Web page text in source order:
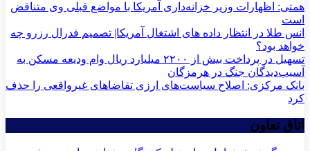
همتی: اظهارات وزیر خزانه‌داری آمریکا با مواضع قبلی وی متناقض
است
انس طلا در انتظار داده های اشتغال آمریکا| تصمیم فدرال رزرو چه
خواهد بود؟
تسهیل در پرداخت بیش از ۲۲۰۰ میلیارد ریال وام ودیعه مسکن به
آسیب‌دیدگان جنگ در هرمزگان
بانک مرکزی: اصلاح سیاست‌های ارزی تقاضاهای غیرواقعی را حذف
کرد
اتاق تعاون